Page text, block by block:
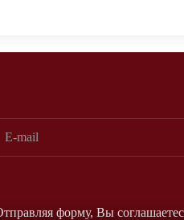
форму, Вы